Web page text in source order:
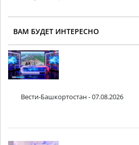
ВАМ БУДЕТ ИНТЕРЕСНО
Вести-Башкортостан - 07.08.2026